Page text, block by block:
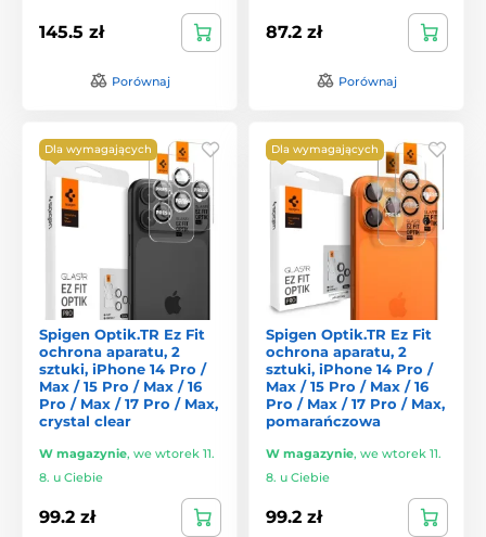
145.5 zł
Porównaj
87.2 zł
Porównaj
Dla wymagających
Spigen Optik.TR Ez Fit
ochrona aparatu, 2
sztuki, iPhone 14 Pro /
Max / 15 Pro / Max / 16
Pro / Max / 17 Pro / Max,
crystal clear
W magazynie, we wtorek 11.
8. u Ciebie
99.2 zł
Dla wymagających
Spigen Optik.TR Ez Fit
ochrona aparatu, 2
sztuki, iPhone 14 Pro /
Max / 15 Pro / Max / 16
Pro / Max / 17 Pro / Max,
pomarańczowa
W magazynie, we wtorek 11.
8. u Ciebie
99.2 zł